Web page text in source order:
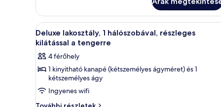
kilátással
a
kertre
a
kertre
további
részletei
A
következő
szoba
összes
képének
megtekintése:
Deluxe
Egy modern szállodaszoba,
8
Deluxe lakosztály, 1 hálószobával, részleges
kilátással a tengerre
4 férőhely
1 kinyitható kanapé (kétszemélyes ágyméret) és 1
kétszemélyes ágy
Ingyenes wifi
Deluxe